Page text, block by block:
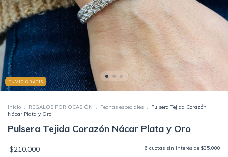
ENVÍO GRATIS
Inicio . REGALOS POR OCASIÓN . Fechas especiales .
Pulsera Tejida Corazón
Nácar Plata y Oro
Pulsera Tejida Corazón Nácar Plata y Oro
$210.000 6 cuotas sin interés de $35.000